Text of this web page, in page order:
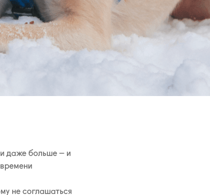
даже больше – и
не соглашаться